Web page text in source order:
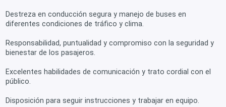
Destreza en conducción segura y manejo de buses en
diferentes condiciones de tráfico y clima.
Responsabilidad, puntualidad y compromiso con la seguridad y
bienestar de los pasajeros.
Excelentes habilidades de comunicación y trato cordial con el
público.
Disposición para seguir instrucciones y trabajar en equipo.